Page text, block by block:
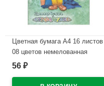
Цветная бумага А4 16 листов
08 цветов немелованная
двухсторонняя Лилия
на скобе арт ЦБ-0823
56 ₽